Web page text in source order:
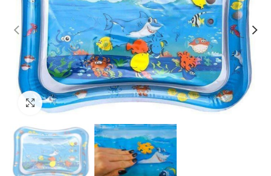
Vaata suuremalt